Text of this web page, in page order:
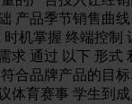
产品季节销售曲
机掌握 终端控制
求 通过 以下 形式
合品牌产品的目
体育赛事 学生到